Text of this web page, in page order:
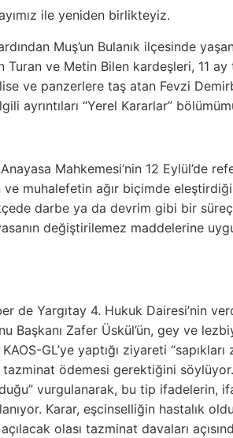
ile yeniden birlikteyiz.
Muş’un Bulanık ilçesinde
Turan ve Metin Bilen kardeşleri, 11
ve panzerlere taş atan Fevzi
ayrıntıları “Yerel Kararlar”
Mahkemesi’nin 12 Eylül’de
muhalefetin ağır biçimde eleştirdiği
darbe ya da devrim gibi bir süreç
değiştirilemez maddelerine
de Yargıtay 4. Hukuk Dairesi’nin
Başkanı Zafer Üskül’ün, gey ve
GL’ye yaptığı ziyareti
ödemesi gerektiğini
vurgulanarak, bu tip ifadelerin,
Karar, eşcinselliğin hastalık
olası tazminat davaları